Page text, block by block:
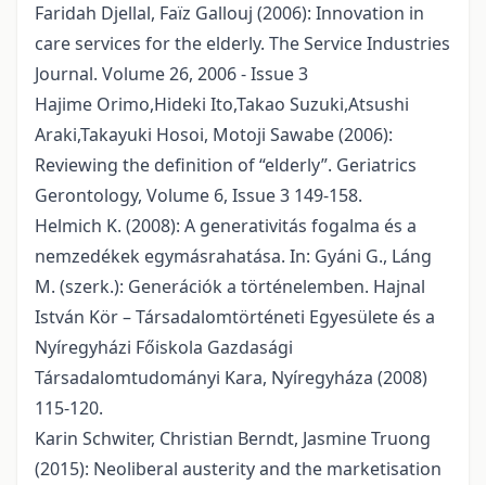
Faridah Djellal, Faïz Gallouj (2006): Innovation in
care services for the elderly. The Service Industries
Journal. Volume 26, 2006 - Issue 3
Hajime Orimo,Hideki Ito,Takao Suzuki,Atsushi
Araki,Takayuki Hosoi, Motoji Sawabe (2006):
Reviewing the definition of “elderly”. Geriatrics
Gerontology, Volume 6, Issue 3 149-158.
Helmich K. (2008): A generativitás fogalma és a
nemzedékek egymásrahatása. In: Gyáni G., Láng
M. (szerk.): Generációk a történelemben. Hajnal
István Kör – Társadalomtörténeti Egyesülete és a
Nyíregyházi Főiskola Gazdasági
Társadalomtudományi Kara, Nyíregyháza (2008)
115-120.
Karin Schwiter, Christian Berndt, Jasmine Truong
(2015): Neoliberal austerity and the marketisation